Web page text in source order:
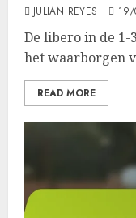
JULIAN REYES
De libero in de 1-
het waarborgen
READ MORE